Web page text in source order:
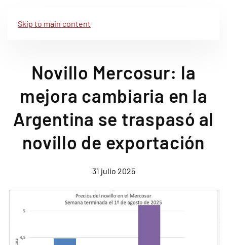
Skip to main content
Novillo Mercosur: la
mejora cambiaria en la
Argentina se traspasó al
novillo de exportación
31 julio 2025